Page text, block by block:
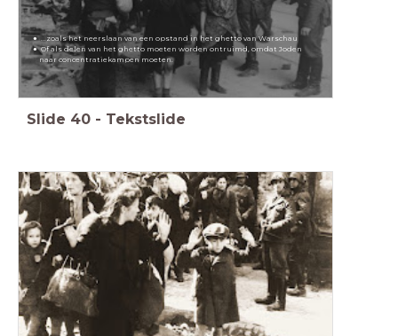
...zoals het neerslaan van een opstand in het ghetto van Warschau
Of als delen van het ghetto moeten worden ontruimd, omdat Joden
naar concentratiekampen moeten.
Slide 40 - Tekstslide